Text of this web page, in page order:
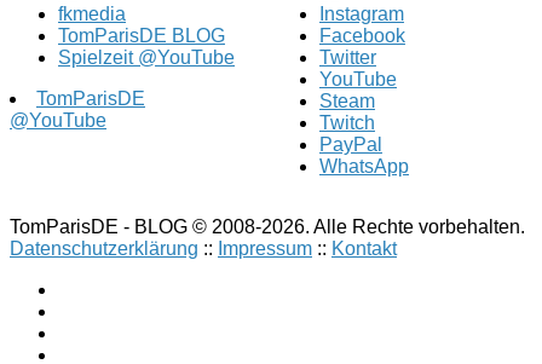
fkmedia
TomParisDE BLOG
Spielzeit @YouTube
TomParisDE
@YouTube
Instagram
Facebook
Twitter
YouTube
Steam
Twitch
PayPal
WhatsApp
TomParisDE - BLOG © 2008-2026. Alle Rechte vorbehalten.
Datenschutzerklärung :: Impressum :: Kontakt